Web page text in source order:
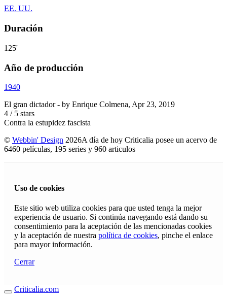
EE. UU.
Duración
125'
Año de producción
1940
El gran dictador- by Enrique Colmena, Apr 23, 2019
4 / 5 stars
Contra la estupidez fascista
© Webbin' Design 2026A día de hoy Criticalia posee un acervo de
6460 películas, 195 series y 960 articulos
Uso de cookies
Este sitio web utiliza cookies para que usted tenga la mejor
experiencia de usuario. Si continúa navegando está dando su
consentimiento para la aceptación de las mencionadas cookies
y la aceptación de nuestra política de cookies, pinche el enlace
para mayor información.
Cerrar
Criticalia.com